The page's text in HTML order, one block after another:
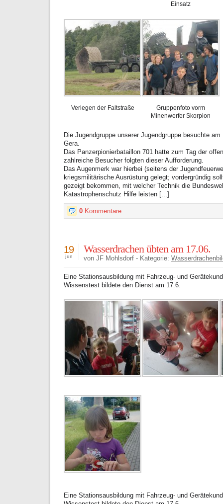
Einsatz
Verlegen der Faltstraße
Gruppenfoto vorm
Minenwerfer Skorpion
Die Jugendgruppe unserer Jugendgruppe besuchte
Gera.
Das Panzerpionierbataillon 701 hatte zum Tag der
zahlreiche Besucher folgten dieser Aufforderung.
Das Augenmerk war hierbei (seitens der
kriegsmilitärische Ausrüstung gelegt; vordergründig
gezeigt bekommen, mit welcher Technik die
Katastrophenschutz Hilfe leisten [...]
0 Kommentare
Wasserdrachen übten am 17.06.
19
jun von JF Mohlsdorf - Kategorie:
Eine Stationsausbildung mit Fahrzeug- und
Wissenstest bildete den Dienst am 17.6.
Eine Stationsausbildung mit Fahrzeug- und